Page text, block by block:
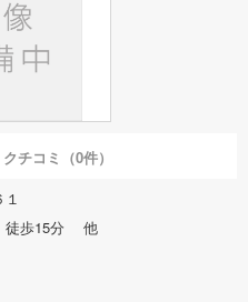
クチコミ（0件）
徒歩15分 他